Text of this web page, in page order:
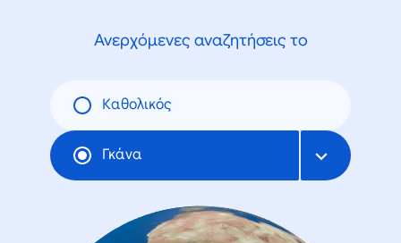
Ανερχόμενες αναζητήσεις το
Καθολικός
Γκάνα